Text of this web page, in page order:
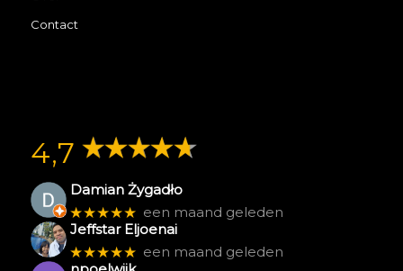
Contact
4,7
Damian Żygadło
★★★★★ een maand geleden
Jeffstar Eljoenai
★★★★★ een maand geleden